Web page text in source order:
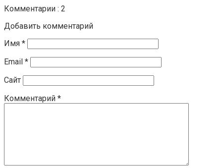
Комментарии : 2
Добавить комментарий
Имя *
Email *
Сайт
Комментарий *